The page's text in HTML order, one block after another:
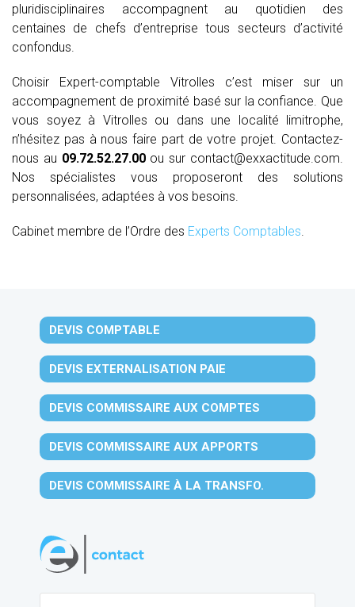
pluridisciplinaires accompagnent au quotidien des
centaines de chefs d’entreprise tous secteurs d’activité
confondus.
Choisir Expert-comptable Vitrolles c’est miser sur un
accompagnement de proximité basé sur la confiance. Que
vous soyez à Vitrolles ou dans une localité limitrophe,
n’hésitez pas à nous faire part de votre projet. Contactez-
nous au 09.72.52.27.00ou sur contact@exxactitude.com.
Nos spécialistes vous proposeront des solutions
personnalisées, adaptées à vos besoins.
Cabinet membre de l’Ordre des Experts Comptables
DEVIS COMPTABLE
DEVIS EXTERNALISATION PAIE
DEVIS COMMISSAIRE AUX COMPTES
DEVIS COMMISSAIRE AUX APPORTS
DEVIS COMMISSAIRE À LA TRANSFO.